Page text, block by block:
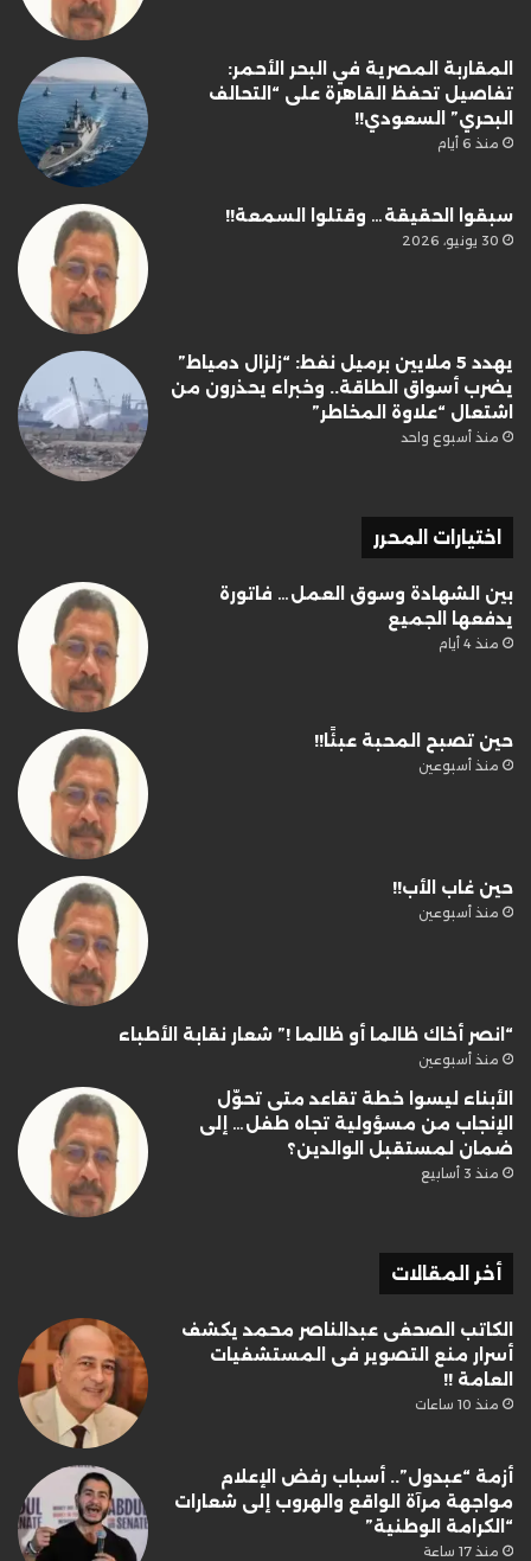
المقاربة المصرية في البحر الأحمر:
تفاصيل تحفظ القاهرة على “التحالف
البحري” السعودي!!
منذ 6 أيام
سبقوا الحقيقة… وقتلوا السمعة!!
30 يونيو، 2026
يهدد 5 ملايين برميل نفط: “زلزال دمياط”
يضرب أسواق الطاقة.. وخبراء يحذرون من
اشتعال “علاوة المخاطر”
منذ أسبوع واحد
اختيارات المحرر
بين الشهادة وسوق العمل… فاتورة
يدفعها الجميع
منذ 4 أيام
حين تصبح المحبة عبئًا!!
منذ أسبوعين
حين غاب الأب!!
منذ أسبوعين
“انصر أخاك ظالما أو ظالما !” شعار نقابة الأطباء
منذ أسبوعين
الأبناء ليسوا خطة تقاعد متى تحوّل
الإنجاب من مسؤولية تجاه طفل… إلى
ضمان لمستقبل الوالدين؟
منذ 3 أسابيع
أخر المقالات
الكاتب الصحفى عبدالناصر محمد يكشف
أسرار منع التصوير فى المستشفيات
العامة !!
منذ 10 ساعات
أزمة “عبدول”.. أسباب رفض الإعلام
مواجهة مرآة الواقع والهروب إلى شعارات
“الكرامة الوطنية”
منذ 17 ساعة